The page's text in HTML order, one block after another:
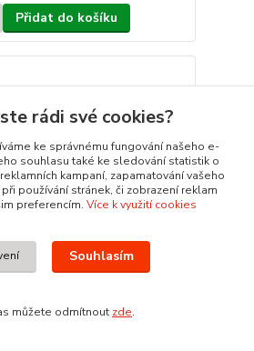
Přidat do košíku
rádi své cookies?
ke správnému fungování našeho e-
souhlasu také ke sledování statistik o
kampaní, zapamatování vašeho
používání stránek, či zobrazení reklam
preferencím. Více k využití cookies
Souhlasím
můžete odmítnout zde.